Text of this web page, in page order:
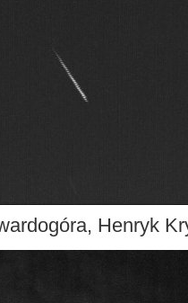
Henryk